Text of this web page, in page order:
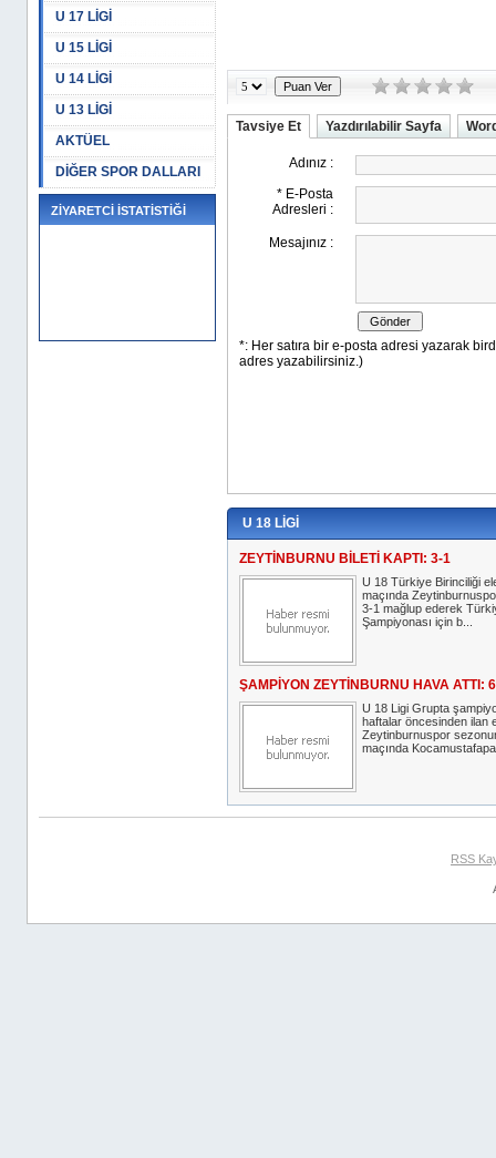
U 17 LİGİ
U 15 LİGİ
U 14 LİGİ
U 13 LİGİ
AKTÜEL
DİĞER SPOR DALLARI
ZİYARETCİ İSTATİSTİĞİ
Tavsiye Et Yazdırılabilir Sayfa
U 18 LİGİ
ZEYTİNBURNU BİLETİ KAPTI: 3-1
U 18 Türkiye Birinciliği
maçında
3-1 mağlup ederek
Şampiyonası için b...
ŞAMPİYON ZEYTİNBURNU HAVA ATTI:
U 18 Ligi Grupta
haftalar öncesinden ilan
Zeytinburnuspor
maçında
RSS